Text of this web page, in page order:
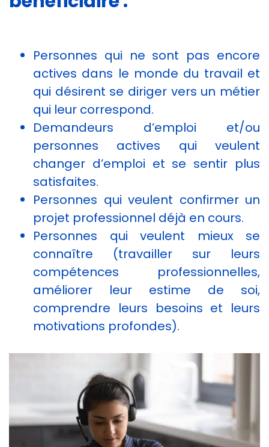
Personnes qui ne sont pas encore
actives dans le monde du travail et
qui désirent se diriger vers un métier
qui leur correspond.
Demandeurs d’emploi et/ou
personnes actives qui veulent
changer d’emploi et se sentir plus
satisfaites.
Personnes qui veulent confirmer un
projet professionnel déjà en cours.
Personnes qui veulent mieux se
connaître (travailler sur leurs
compétences professionnelles,
améliorer leur estime de soi,
comprendre leurs besoins et leurs
motivations profondes).